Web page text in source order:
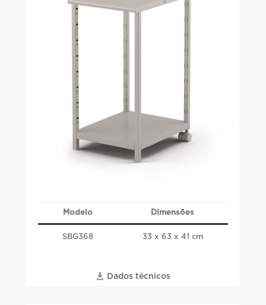
Modelo Dimensões
SBG368 33 x 63 x 41 cm
Dados técnicos